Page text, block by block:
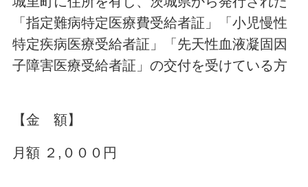
「指定難病特定医療費受給者証」「小児慢性
特定疾病医療受給者証」「先天性血液凝固因
子障害医療受給者証」の交付を受けている方
【金 額】
月額 ２,０００円